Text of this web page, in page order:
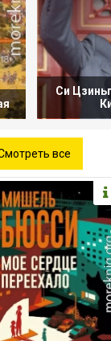
Си
все